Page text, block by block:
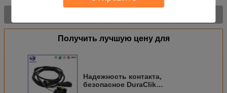
Получить лучшую цену для
Надежность контакта,
безопасное DuraClik